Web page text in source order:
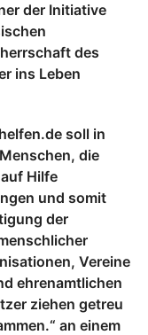
der Initiative
des
ins Leben
soll in
die
Hilfe
und somit
der
Vereine
ehrenamtlichen
ziehen getreu
an einem